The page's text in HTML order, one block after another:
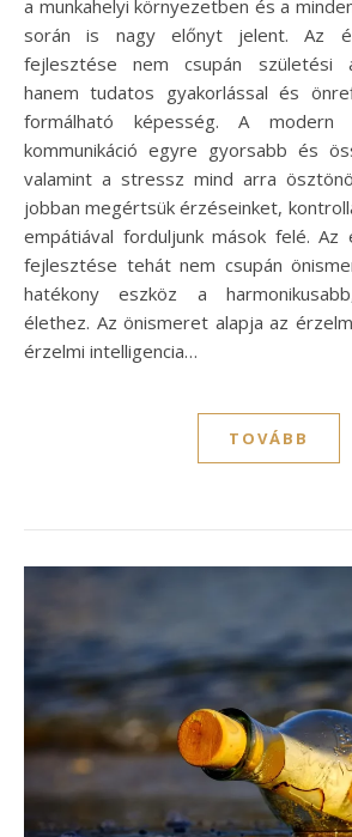
a munkahelyi környezetben és a
során is nagy előnyt jelent. Az
fejlesztése nem csupán születési
hanem tudatos gyakorlással és
formálható képesség. A modern
kommunikáció egyre gyorsabb és
valamint a stressz mind arra
jobban megértsük érzéseinket,
empátiával forduljunk mások felé. Az
fejlesztése tehát nem csupán
hatékony eszköz a
élethez. Az önismeret alapja az
érzelmi intelligencia…
TOVÁBB